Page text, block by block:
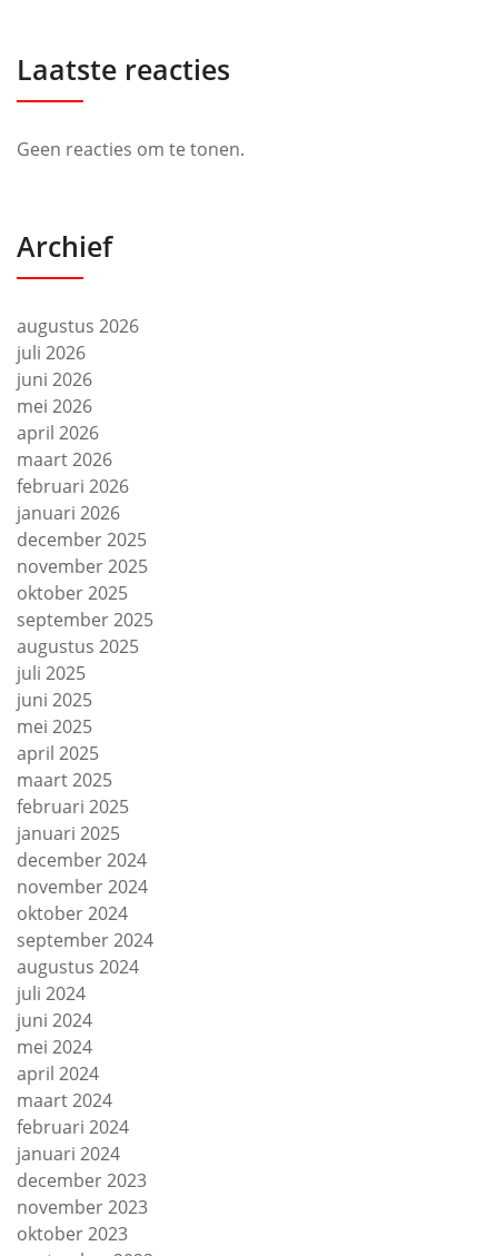
Laatste reacties
Geen reacties om te tonen.
Archief
augustus 2026
juli 2026
juni 2026
mei 2026
april 2026
maart 2026
februari 2026
januari 2026
december 2025
november 2025
oktober 2025
september 2025
augustus 2025
juli 2025
juni 2025
mei 2025
april 2025
maart 2025
februari 2025
januari 2025
december 2024
november 2024
oktober 2024
september 2024
augustus 2024
juli 2024
juni 2024
mei 2024
april 2024
maart 2024
februari 2024
januari 2024
december 2023
november 2023
oktober 2023